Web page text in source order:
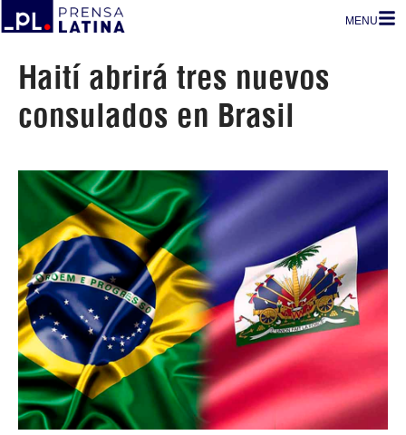
MENU
Haití abrirá tres nuevos
consulados en Brasil